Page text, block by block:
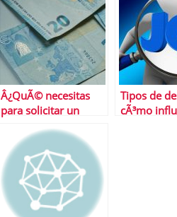
Â¿QuÃ© necesitas
para solicitar un
Tipos de
cÃ³mo